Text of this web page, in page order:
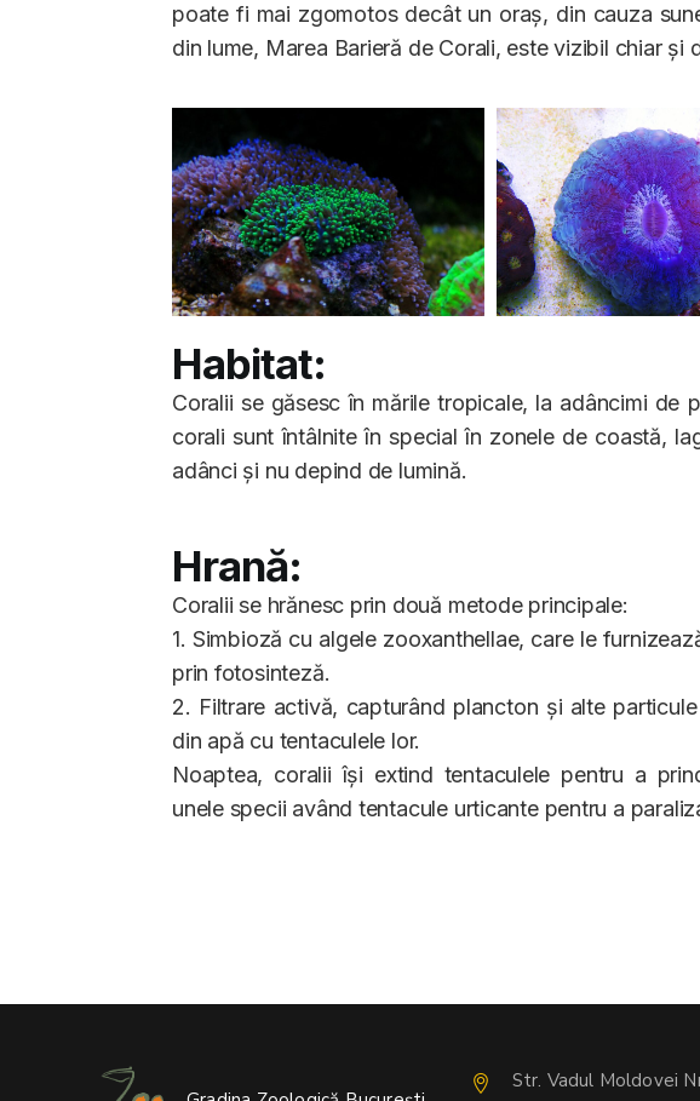
poate fi mai zgomotos decât un oraș, din cauza
din lume, Marea Barieră de Corali, este vizibil chiar și
Habitat:
Coralii se găsesc în mările tropicale, la adâncimi de
corali sunt întâlnite în special în zonele de coastă,
adânci și nu depind de lumină.
Hrană:
Coralii se hrănesc prin două metode principale:
1. Simbioză cu algele zooxanthellae, care le
prin fotosinteză.
2. Filtrare activă, capturând plancton și alte
din apă cu tentaculele lor.
Noaptea, coralii își extind tentaculele pentru a
unele specii având tentacule urticante pentru a
Str. Vadul Moldovei